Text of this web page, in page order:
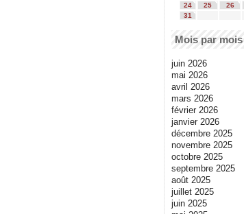
24
25 26
31
Mois par mois
juin 2026
mai 2026
avril 2026
mars 2026
février 2026
janvier 2026
décembre 2025
novembre 2025
octobre 2025
septembre 2025
août 2025
juillet 2025
juin 2025